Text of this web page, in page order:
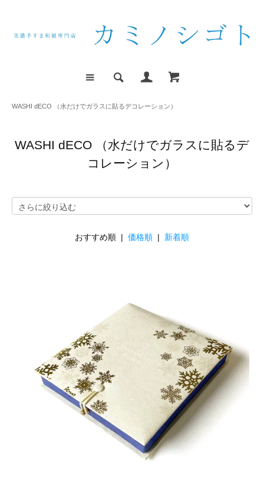
WASHI dECO （水だけでガラスに貼るデコレーション）
WASHI dECO （水だけでガラスに貼るデ
コレーション）
おすすめ順 | 価格順 | 新着順